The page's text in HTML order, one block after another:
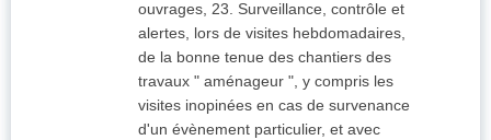
ouvrages, 23. Surveillance, contrôle et
alertes, lors de visites hebdomadaires,
de la bonne tenue des chantiers des
travaux " aménageur ", y compris les
visites inopinées en cas de survenance
d'un évènement particulier, et avec